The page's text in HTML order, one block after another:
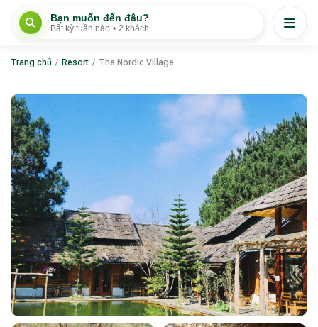
Bạn muốn đến đâu?
Bất kỳ tuần nào • 2 khách
Trang chủ / Resort / The Nordic Village